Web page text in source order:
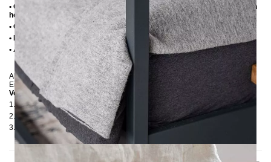
• Ohne Lattenrost (wir empfehlen bei Einlegetiefe von 10 cm max. 6-7 cm
hohe Lattenroste, damit die Matratze 3-4 cm in den Rahmen einsinkt)
• Ohne Matratze
• Lieferzustand: Zerlegt (in 3 Kartons)
• Andere RAL-Farben auf Anfrage möglich
Abgebildet: Einlegetiefe 10 cm in Schwarz, Weiß, Anthrazit, Rot, Beige und
Einlegetiefe 14 cm in unbehandelter Stahl
Verpackungsdetails
1. Karton: 2100 x180 x130 mm, ≈ 20 kg
2. Karton: 1500 x 420 x 100 mm, ≈ 20 kg
3. Karton: 2050 x 420 x 100 mm,